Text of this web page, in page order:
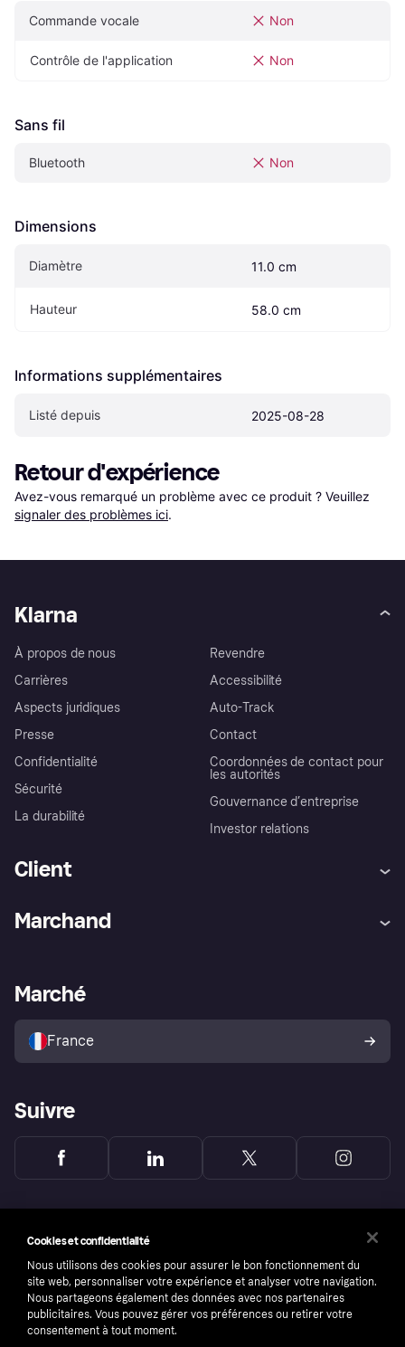
Commande vocale Non
Contrôle de l'application Non
Sans fil
Bluetooth Non
Dimensions
Diamètre 11.0 cm
Hauteur 58.0 cm
Informations supplémentaires
Listé depuis 2025-08-28
Retour d'expérience
Avez-vous remarqué un problème avec ce produit ? Veuillez
signaler des problèmes ici.
Klarna
À propos de nous
Carrières
Aspects juridiques
Presse
Confidentialité
Sécurité
La durabilité
Revendre
Accessibilité
Auto-Track
Contact
Coordonnées de contact pour
les autorités
Gouvernance d’entreprise
Investor relations
Client
Explorez les magasins
Politique de protection de
l’acheteur Klarna
Marchand
Portail Marchand
Marché
France
Suivre
Cookies et confidentialité
Nous utilisons des cookies pour assurer le bon fonctionnement du
site web, personnaliser votre expérience et analyser votre navigation.
Nous partageons également des données avec nos partenaires
publicitaires. Vous pouvez gérer vos préférences ou retirer votre
consentement à tout moment.